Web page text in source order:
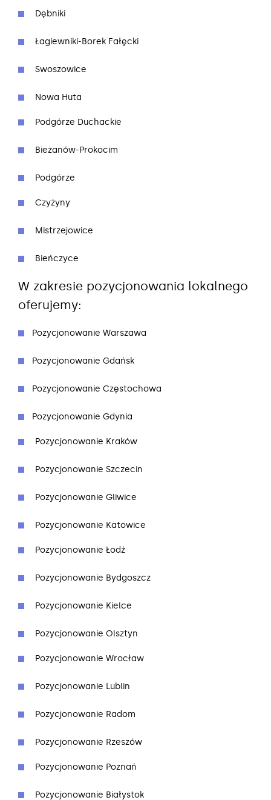
Dębniki
Łagiewniki-Borek Fałęcki
Swoszowice
Nowa Huta
Podgórze Duchackie
Bieżanów-Prokocim
Podgórze
Czyżyny
Mistrzejowice
Bieńczyce
W zakresie pozycjonowania lokalnego
oferujemy:
Pozycjonowanie Warszawa
Pozycjonowanie Gdańsk
Pozycjonowanie Częstochowa
Pozycjonowanie Gdynia
Pozycjonowanie Kraków
Pozycjonowanie Szczecin
Pozycjonowanie Gliwice
Pozycjonowanie Katowice
Pozycjonowanie Łodź
Pozycjonowanie Bydgoszcz
Pozycjonowanie Kielce
Pozycjonowanie Olsztyn
Pozycjonowanie Wrocław
Pozycjonowanie Lublin
Pozycjonowanie Radom
Pozycjonowanie Rzeszów
Pozycjonowanie Poznań
Pozycjonowanie Białystok